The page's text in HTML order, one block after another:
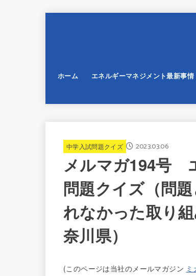
ホーム エネルギーマネジメント最新事情
中学入試問題クイズ 2023.03.06
メルマガ194号
問題クイズ（問
れなかった取り
奈川県）
(このページは当社のメールマガジン